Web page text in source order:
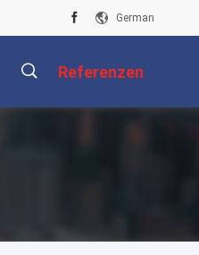
German
Referenzen